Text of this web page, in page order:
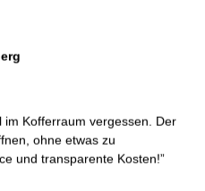
im Kofferraum vergessen. Der
ohne etwas zu
und transparente Kosten!